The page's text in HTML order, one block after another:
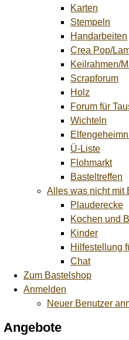
Karten
Stempeln
Handarbeiten
Crea Pop/
Keilrahmen/
Scrapforum
Holz
Forum für
Wichteln
Ü-Liste
Flohmarkt
Basteltreffen
Alles was nicht mit
Plauderecke
Kochen und
Kinder
Hilfestellung
Chat
Zum Bastelshop
Anmelden
Neuer Benutzer
Angebote